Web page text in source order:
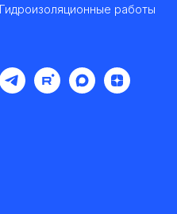
Гидроизоляционные работы